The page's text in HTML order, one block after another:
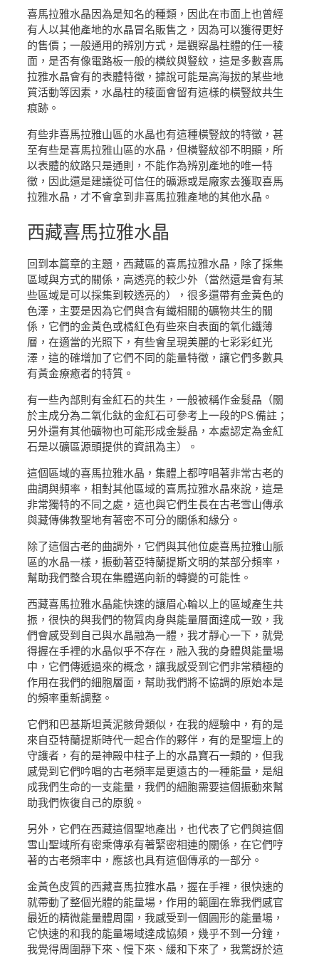
喜馬拉雅水晶因為是知名的種類，因此在市面上也曾經
有人以其他產地的水晶冒名販售之，因為可以獲得更好
的售價；一般通用的辨別方式，是觀察晶柱體的任一稜
面，是否有像電路板一般的橫紋與豎紋，這是多數喜馬
拉雅水晶會有的表體特徵，據說可能是高海拔的某些地
質活動等因素，水晶柱的稜面會留有這樣的橫豎紋共生
痕跡。
有些非喜馬拉雅山區的水晶也有這種橫豎紋的特徵，甚
至有些是喜馬拉雅山區的水晶，但橫豎紋卻不明顯，所
以表體的紋路只是通則，不能作為辨別產地的唯一特
徵，因此還是建議從可信任的礦源或是廠家去獲取喜馬
拉雅水晶，才不會拿到非喜馬拉雅產地的其他水晶。
西藏喜馬拉雅水晶
回到本篇章的主題，西藏區的喜馬拉雅水晶，除了採集
區域與方式的關係，高透亮的較少外（當然還是會有某
些區域是可以採集到較透亮的），很多還帶有金黃色的
色澤，主要是因為它們與含有鐵相關的礦物共生的關
係，它們的金黃色或橘紅色有些來自表面的氧化鐵薄
層，在適當的光照下，有些會呈現美麗的七彩彩虹光
澤，這的確增加了它們不同的能量特徵，讓它們多數具
有黃金療癒者的特質。
有一些內部則有金紅石的共生，一般被稱作金髮晶（關
於主成分為二氧化鈦的金紅石可參考上一段的PS.備註；
另外還有其他礦物也可能形成金髮晶，本處認定為金紅
石是以礦區源頭提供的資訊為主）。
這個區域的喜馬拉雅水晶，集體上都哼唱著非常古老的
曲調與頻率，相對其他區域的喜馬拉雅水晶來說，這是
非常獨特的不同之處，這也與它們生長在古老雪山傳承
與藏傳佛教聖地有著密不可分的關係和緣分。
除了這個古老的曲調外，它們與其他位處喜馬拉雅山脈
區的水晶一樣，振動著亞特蘭提斯文明的某部分頻率，
幫助我們整合現在集體邁向新的轉變的可能性。
西藏喜馬拉雅水晶能快速的讓眉心輪以上的區域產生共
振，很快的與我們的物質肉身與能量層面達成一致，我
們會感受到自己與水晶融為一體，我才靜心一下，就覺
得握在手裡的水晶似乎不存在，融入我的身體與能量場
中，它們傳遞過來的概念，讓我感受到它們非常積極的
作用在我們的細胞層面，幫助我們將不協調的原始本是
的頻率重新調整。
它們和巴基斯坦黃泥骸骨類似，在我的經驗中，有的是
來自亞特蘭提斯時代一起合作的夥伴，有的是聖壇上的
守護者，有的是神殿中柱子上的水晶寶石一類的，但我
感覺到它們吟唱的古老頻率是更遠古的一種能量，是組
成我們生命的一支能量，我們的細胞需要這個振動來幫
助我們恢復自己的原貌。
另外，它們在西藏這個聖地產出，也代表了它們與這個
雪山聖域所有密乘傳承有著緊密相連的關係，在它們哼
著的古老頻率中，應該也具有這個傳承的一部分。
金黃色皮質的西藏喜馬拉雅水晶，握在手裡，很快速的
就帶動了整個光體的能量場，作用的範圍在靠我們感官
最近的精微能量體周圍，我感受到一個圓形的能量場，
它快速的和我的能量場域達成協頻，幾乎不到一分鐘，
我覺得周圍靜下來、慢下來、緩和下來了，我驚訝於這